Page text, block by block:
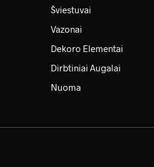
Šviestuvai
Vazonai
Dekoro Elementai
Dirbtiniai Augalai
Nuoma